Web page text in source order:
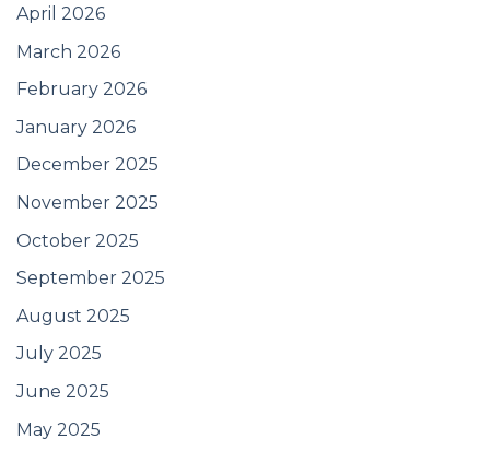
April 2026
March 2026
February 2026
January 2026
December 2025
November 2025
October 2025
September 2025
August 2025
July 2025
June 2025
May 2025